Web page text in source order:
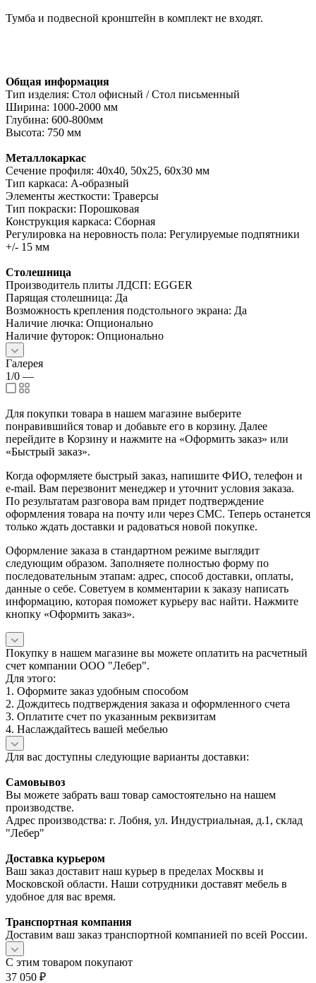
Тумба и подвесной кронштейн в комплект не входят.
Общая информация
Тип изделия: Стол офисный / Стол письменный
Ширина: 1000-2000 мм
Глубина: 600-800мм
Высота: 750 мм
Металлокаркас
Сечение профиля: 40х40, 50х25, 60х30 мм
Тип каркаса: А-образный
Элементы жесткости: Траверсы
Тип покраски: Порошковая
Конструкция каркаса: Сборная
Регулировка на неровность пола: Регулируемые подпятники
+/- 15 мм
Столешница
Производитель плиты ЛДСП: EGGER
Парящая столешница: Да
Возможность крепления подстольного экрана: Да
Наличие лючка: Опционально
Наличие футорок: Опционально
Галерея
1/0 —
Для покупки товара в нашем магазине выберите
понравившийся товар и добавьте его в корзину. Далее
перейдите в Корзину и нажмите на «Оформить заказ» или
«Быстрый заказ».
Когда оформляете быстрый заказ, напишите ФИО, телефон и
e-mail. Вам перезвонит менеджер и уточнит условия заказа.
По результатам разговора вам придет подтверждение
оформления товара на почту или через СМС. Теперь останется
только ждать доставки и радоваться новой покупке.
Оформление заказа в стандартном режиме выглядит
следующим образом. Заполняете полностью форму по
последовательным этапам: адрес, способ доставки, оплаты,
данные о себе. Советуем в комментарии к заказу написать
информацию, которая поможет курьеру вас найти. Нажмите
кнопку «Оформить заказ».
Покупку в нашем магазине вы можете оплатить на расчетный
счет компании ООО "Лебер".
Для этого:
1. Оформите заказ удобным способом
2. Дождитесь подтверждения заказа и оформленного счета
3. Оплатите счет по указанным реквизитам
4. Наслаждайтесь вашей мебелью
Для вас доступны следующие варианты доставки:
Самовывоз
Вы можете забрать ваш товар самостоятельно на нашем
производстве.
Адрес производства: г. Лобня, ул. Индустриальная, д.1, склад
"Лебер"
Доставка курьером
Ваш заказ доставит наш курьер в пределах Москвы и
Московской области. Наши сотрудники доставят мебель в
удобное для вас время.
Транспортная компания
Доставим ваш заказ транспортной компанией по всей России.
С этим товаром покупают
37 050 ₽